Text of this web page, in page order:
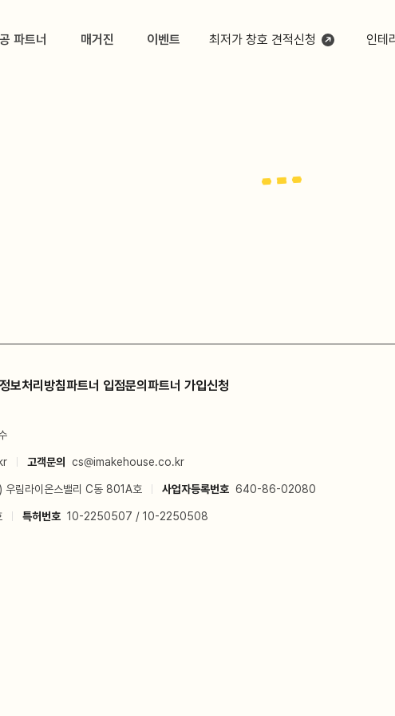
파트너 매거진 이벤트 최저가 창호 견적신청 인테
보처리방침파트너 입점문의 파트너 가입신청
고객문의 cs@imakehouse.co.kr
우림라이온스밸리 C동 801A호 사업자등록번호 640-86-02080
특허번호 10-2250507 / 10-2250508